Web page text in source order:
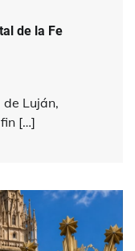
de la Fe
Luján,
[…]